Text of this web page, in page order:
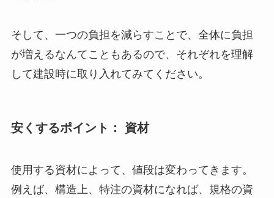
そして、一つの負担を減らすことで、全体に負担
が増えるなんてこともあるので、それぞれを理解
して建設時に取り入れてみてください。
安くするポイント： 資材
使用する資材によって、値段は変わってきます。
例えば、構造上、特注の資材になれば、規格の資